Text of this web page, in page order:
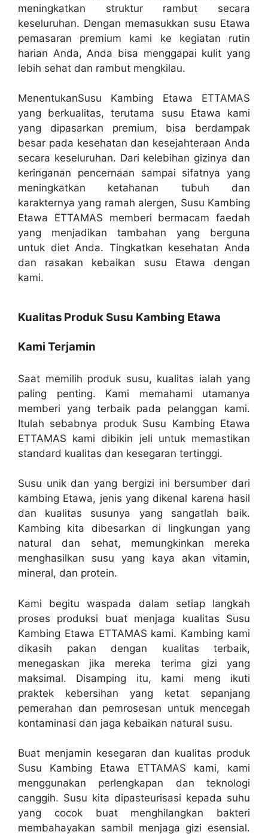
meningkatkan struktur rambut secara
keseluruhan. Dengan memasukkan susu Etawa
pemasaran premium kami ke kegiatan rutin
harian Anda, Anda bisa menggapai kulit yang
lebih sehat dan rambut mengkilau.
MenentukanSusu Kambing Etawa ETTAMAS
yang berkualitas, terutama susu Etawa kami
yang dipasarkan premium, bisa berdampak
besar pada kesehatan dan kesejahteraan Anda
secara keseluruhan. Dari kelebihan gizinya dan
keringanan pencernaan sampai sifatnya yang
meningkatkan ketahanan tubuh dan
karakternya yang ramah alergen, Susu Kambing
Etawa ETTAMAS memberi bermacam faedah
yang menjadikan tambahan yang berguna
untuk diet Anda. Tingkatkan kesehatan Anda
dan rasakan kebaikan susu Etawa dengan
kami.
Kualitas Produk Susu Kambing Etawa
Kami Terjamin
Saat memilih produk susu, kualitas ialah yang
paling penting. Kami memahami utamanya
memberi yang terbaik pada pelanggan kami.
Itulah sebabnya produk Susu Kambing Etawa
ETTAMAS kami dibikin jeli untuk memastikan
standard kualitas dan kesegaran tertinggi.
Susu unik dan yang bergizi ini bersumber dari
kambing Etawa, jenis yang dikenal karena hasil
dan kualitas susunya yang sangatlah baik.
Kambing kita dibesarkan di lingkungan yang
natural dan sehat, memungkinkan mereka
menghasilkan susu yang kaya akan vitamin,
mineral, dan protein.
Kami begitu waspada dalam setiap langkah
proses produksi buat menjaga kualitas Susu
Kambing Etawa ETTAMAS kami. Kambing kami
dikasih pakan dengan kualitas terbaik,
menegaskan jika mereka terima gizi yang
maksimal. Disamping itu, kami meng ikuti
praktek kebersihan yang ketat sepanjang
pemerahan dan pemrosesan untuk mencegah
kontaminasi dan jaga kebaikan natural susu.
Buat menjamin kesegaran dan kualitas produk
Susu Kambing Etawa ETTAMAS kami, kami
menggunakan perlengkapan dan teknologi
canggih. Susu kita dipasteurisasi kepada suhu
yang cocok buat menghilangkan bakteri
membahayakan sambil menjaga gizi esensial.